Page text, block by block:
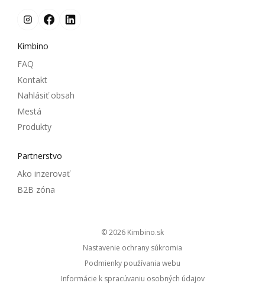
Kimbino
FAQ
Kontakt
Nahlásiť obsah
Mestá
Produkty
Partnerstvo
Ako inzerovať
B2B zóna
© 2026
kimbino.sk
Nastavenie ochrany súkromia
Podmienky používania webu
Informácie k spracúvaniu osobných údajov